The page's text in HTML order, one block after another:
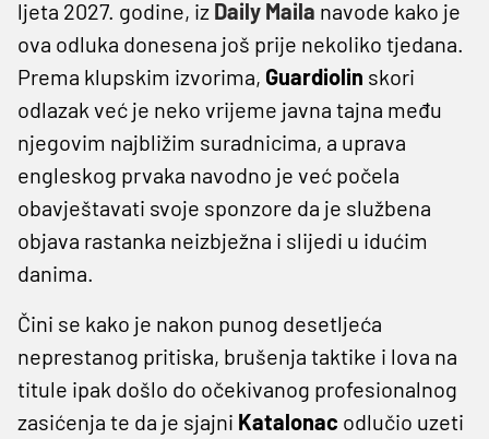
ljeta 2027. godine, iz Daily Maila navode kako je
ova odluka donesena još prije nekoliko tjedana.
Prema klupskim izvorima, Guardiolin skori
odlazak već je neko vrijeme javna tajna među
njegovim najbližim suradnicima, a uprava
engleskog prvaka navodno je već počela
obavještavati svoje sponzore da je službena
objava rastanka neizbježna i slijedi u idućim
danima.
Čini se kako je nakon punog desetljeća
neprestanog pritiska, brušenja taktike i lova na
titule ipak došlo do očekivanog profesionalnog
zasićenja te da je sjajni Katalonac odlučio uzeti